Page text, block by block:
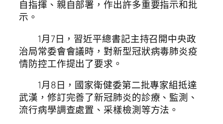
自指揮、親自部署，作出許多重要指示和批
示。
1月7日，習近平總書記主持召開中央政
治局常委會會議時，對新型冠狀病毒肺炎疫
情防控工作提出了要求。
1月8日，國家衛健委第二批專家組抵達
武漢，修訂完善了新冠肺炎的診療、監測、
流行病學調查處置、采樣檢測等方法。